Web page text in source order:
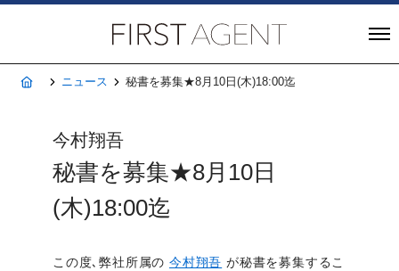
ホームニュース 秘書を募集★8月10日(木)18:00迄
今村翔吾
秘書を募集★8月10日
(木)18:00迄
この度､弊社所属の 今村翔吾 が秘書を募集するこ